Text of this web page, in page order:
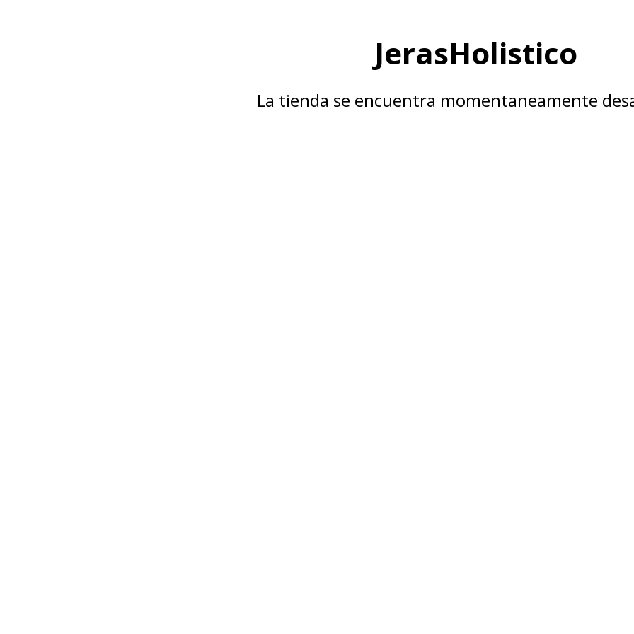
JerasHolistico
La tienda se encuentra momentaneamente